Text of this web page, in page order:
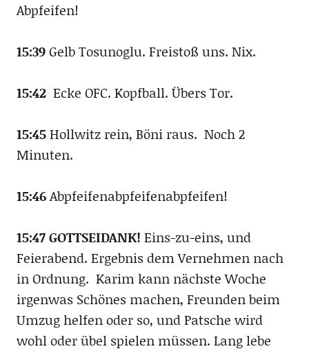
Abpfeifen!
15:39Gelb Tosunoglu. Freistoß uns. Nix.
15:42Ecke OFC. Kopfball. Übers Tor.
15:45Hollwitz rein, Böni raus. Noch 2
Minuten.
15:46Abpfeifenabpfeifenabpfeifen!
15:47 GOTTSEIDANK! Eins-zu-eins, und
Feierabend. Ergebnis dem Vernehmen nach
in Ordnung. Karim kann nächste Woche
irgenwas Schönes machen, Freunden beim
Umzug helfen oder so, und Patsche wird
wohl oder übel spielen müssen. Lang lebe